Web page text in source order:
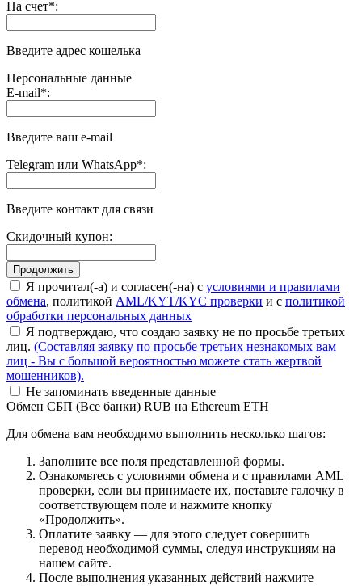
На счет*:
Введите адрес кошелька
Персональные данные
E-mail*:
Введите ваш e-mail
Telegram или WhatsApp*:
Введите контакт для связи
Скидочный купон:
Я прочитал(-а) и согласен(-на) с условиями и правилами
обмена, политикой AML/KYT/KYC проверки и с политикой
обработки персональных данных
Я подтверждаю, что создаю заявку не по просьбе третьих
лиц. (Составляя заявку по просьбе третьих незнакомых вам
лиц - Вы с большой вероятностью можете стать жертвой
мошенников).
Не запоминать введенные данные
Обмен СБП (Все банки) RUB на Ethereum ETH
Для обмена вам необходимо выполнить несколько шагов:
Заполните все поля представленной формы.
Ознакомьтесь с условиями обмена и с правилами AML
проверки, если вы принимаете их, поставьте галочку в
соответствующем поле и нажмите кнопку
«Продолжить».
Оплатите заявку — для этого следует совершить
перевод необходимой суммы, следуя инструкциям на
нашем сайте.
После выполнения указанных действий нажмите